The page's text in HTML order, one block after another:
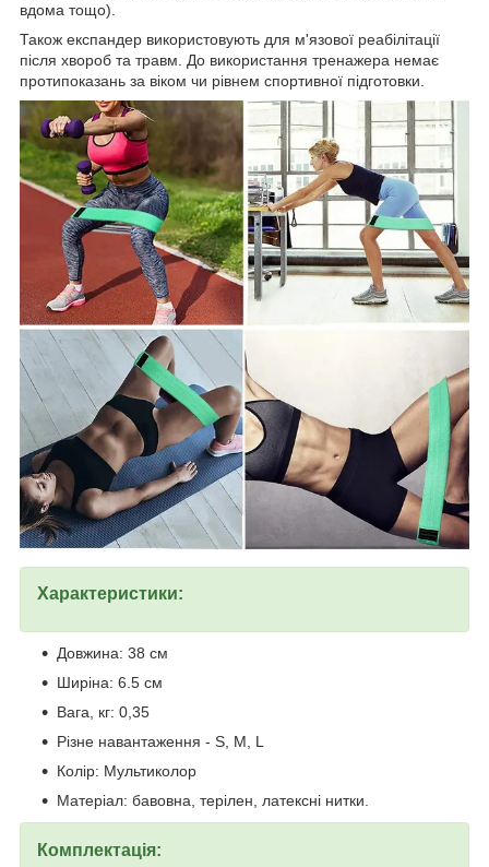
вдома тощо).
Також експандер використовують для м'язової реабілітації
після хвороб та травм. До використання тренажера немає
протипоказань за віком чи рівнем спортивної підготовки.
Характеристики:
Довжина: 38 см
Ширіна: 6.5 см
Вага, кг: 0,35
Різне навантаження - S, M, L
Колір: Мультиколор
Матеріал: бавовна, терілен, латексні нитки.
Комплектація: